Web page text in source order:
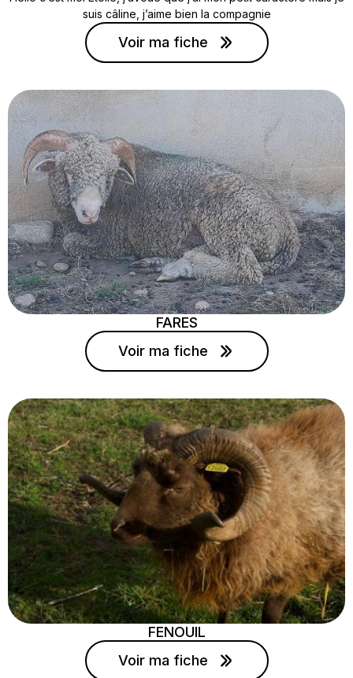
suis câline, j’aime bien la compagnie
Voir ma fiche
FARES
Voir ma fiche
FENOUIL
Voir ma fiche